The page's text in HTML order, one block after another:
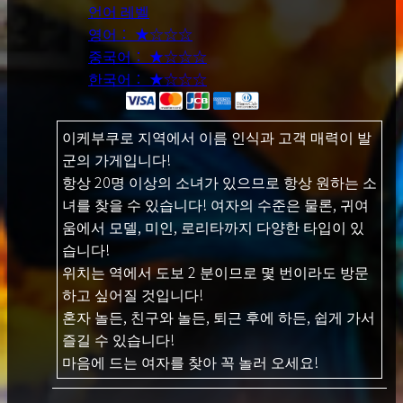
언어 레벨
영어： ★☆☆☆
중국어： ★☆☆☆
한국어： ★☆☆☆
이케부쿠로 지역에서 이름 인식과 고객 매력이 발
군의 가게입니다!
항상 20명 이상의 소녀가 있으므로 항상 원하는 소
녀를 찾을 수 있습니다! 여자의 수준은 물론, 귀여
움에서 모델, 미인, 로리타까지 다양한 타입이 있
습니다!
위치는 역에서 도보 2 분이므로 몇 번이라도 방문
하고 싶어질 것입니다!
혼자 놀든, 친구와 놀든, 퇴근 후에 하든, 쉽게 가서
즐길 수 있습니다!
마음에 드는 여자를 찾아 꼭 놀러 오세요!